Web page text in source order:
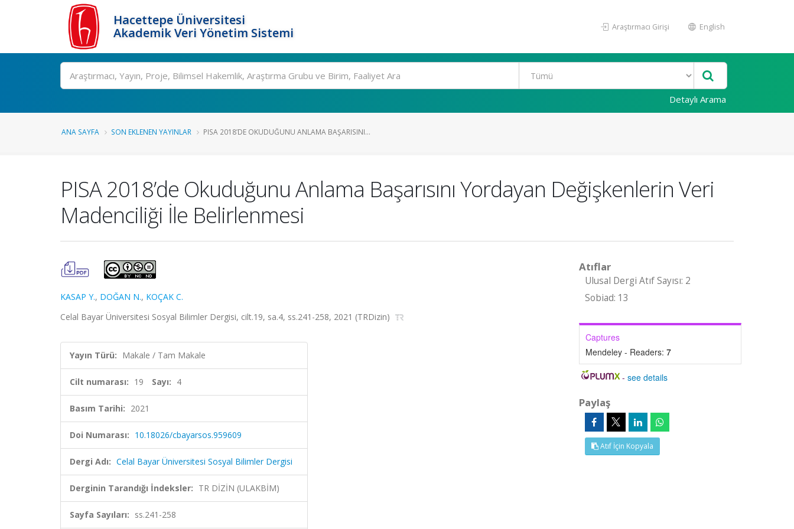
Hacettepe Üniversitesi
Akademik Veri Yönetim Sistemi
Araştırmacı Girişi English
Ara
Detaylı Arama
ANA SAYFA SON EKLENEN YAYINLAR PISA 2018’DE OKUDUĞUNU ANLAMA BAŞARISINI...
PISA 2018’de Okuduğunu Anlama Başarısını Yordayan Değişkenlerin Veri
Madenciliği İle Belirlenmesi
KASAP Y., DOĞAN N., KOÇAK C.
Celal Bayar Üniversitesi Sosyal Bilimler Dergisi, cilt.19, sa.4, ss.241-258, 2021 (TRDizin)
Yayın Türü: Makale / Tam Makale
Cilt numarası: 19 Sayı: 4
Basım Tarihi: 2021
Doi Numarası: 10.18026/cbayarsos.959609
Dergi Adı: Celal Bayar Üniversitesi Sosyal Bilimler Dergisi
Derginin Tarandığı İndeksler: TR DİZİN (ULAKBİM)
Sayfa Sayıları: ss.241-258
Atıflar
Ulusal Dergi Atıf Sayısı: 2
Sobiad: 13
Captures
Mendeley - Readers: 7
-see details
Paylaş
Atıf İçin Kopyala